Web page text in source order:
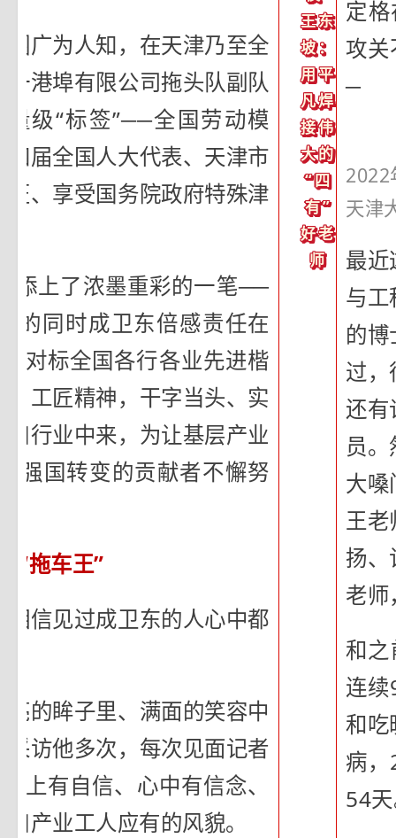
广为人知，在天津乃至全
港埠有限公司拖头队副队
级“标签”──全国劳动模
届全国人大代表、天津市
、享受国务院政府特殊津
添上了浓墨重彩的一笔──
的同时成卫东倍感责任在
对标全国各行各业先进楷
工匠精神，干字当头、实
行业中来，为让基层产业
强国转变的贡献者不懈努
“拖车王”
信见过成卫东的人心中都
的眸子里、满面的笑容中
访他多次，每次见面记者
上有自信、心中有信念、
产业工人应有的风貌。
王东
坡：
用平
凡焊
接伟
大的
“四
有”
好老
师
定
攻
─
2022
天津
最近
与工
的
过，
还有
员
大嗓
王老
扬、
老师
和
连
和吃
病
54